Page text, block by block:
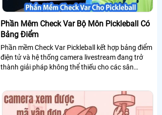
Phần Mêm Check Var Bộ Môn Pickleball Có
Bảng Điểm
Phần mềm Check Var Pickleball kết hợp bảng điểm
điện tử và hệ thống camera livestream đang trở
thành giải pháp không thể thiếu cho các sân